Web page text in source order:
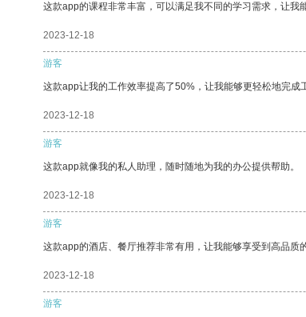
这款app的课程非常丰富，可以满足我不同的学习需求，让我
2023-12-18
游客
这款app让我的工作效率提高了50%，让我能够更轻松地完成
2023-12-18
游客
这款app就像我的私人助理，随时随地为我的办公提供帮助。
2023-12-18
游客
这款app的酒店、餐厅推荐非常有用，让我能够享受到高品质
2023-12-18
游客